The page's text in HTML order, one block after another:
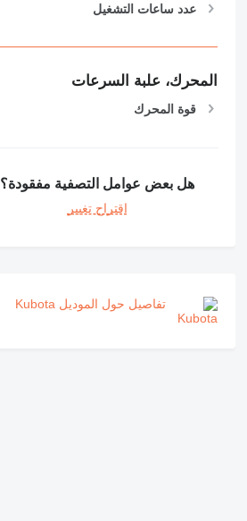
عدد ساعات التشغيل
المحرك، علبة السرعات
قوة المحرك
هل بعض عوامل التصفية مفقودة؟
اقتراح تغيير
تفاصيل حول الموديل Kubota